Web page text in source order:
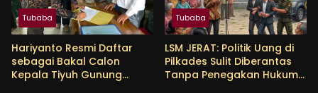
Tubaba
Hariyanto Resmi Daftar
sebagai Bakal Calon
Kepala Tiyuh Gunung
Tubaba
LSM JERAT: Politik Uang di
Pilkades Sulit Diberantas
Tanpa Penegakan Hukum